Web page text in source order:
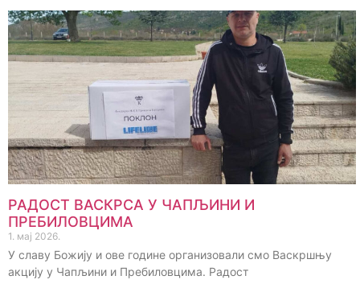
РАДОСТ ВАСКРСА У ЧАПЉИНИ И
ПРЕБИЛОВЦИМА
1. мај 2026.
У славу Божију и ове године организовали смо Васкршњу
акцију у Чапљини и Пребиловцима. Радост